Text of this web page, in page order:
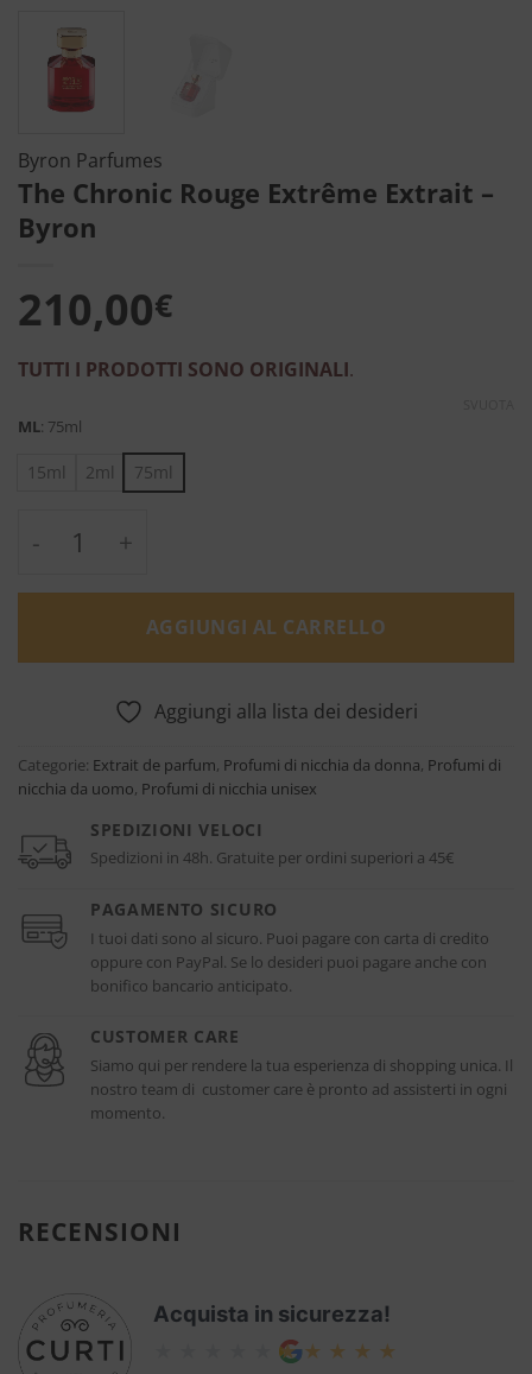
Byron Parfumes
The Chronic Rouge Extrême Extrait –
Byron
210,00€
TUTTI I PRODOTTI SONO ORIGINALI.
ML: 75ml
15ml 2ml 75ml
The Chronic Rouge Extrême Extrait -
AGGIUNGI AL CARRELLO
Aggiungi alla lista dei desideri
Categorie: Extrait de parfum, Profumi di nicchia da donna, Profumi di
nicchia da uomo, Profumi di nicchia unisex
SPEDIZIONI VELOCI
Spedizioni in 48h. Gratuite per ordini superiori a 45€
PAGAMENTO SICURO
I tuoi dati sono al sicuro. Puoi pagare con carta di credito
oppure con PayPal. Se lo desideri puoi pagare anche con
bonifico bancario anticipato.
CUSTOMER CARE
Siamo qui per rendere la tua esperienza di shopping unica. Il
nostro team di customer care è pronto ad assisterti in ogni
momento.
RECENSIONI
Acquista in sicurezza!